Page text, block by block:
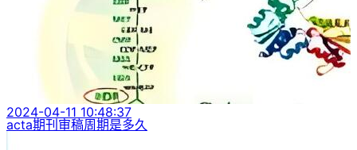
2024-04-11 10:48:37
acta期刊审稿周期是多久